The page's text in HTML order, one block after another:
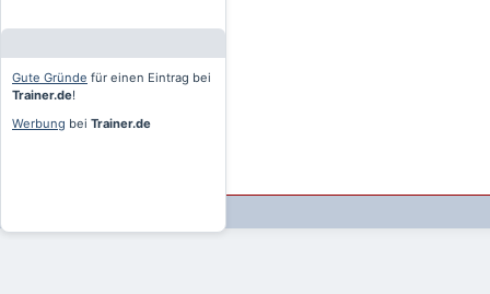
Gute Gründe für einen Eintrag bei
Trainer.de!
Werbung bei Trainer.de